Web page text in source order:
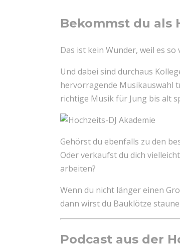
Bekommst du als
Das ist kein Wunder, weil es
Und dabei sind durchaus
hervorragende Musikauswahl
richtige Musik für Jung bis alt
Gehörst du ebenfalls zu den
Oder verkaufst du dich
arbeiten?
Wenn du nicht länger einen
dann wirst du Bauklötze
Podcast aus der